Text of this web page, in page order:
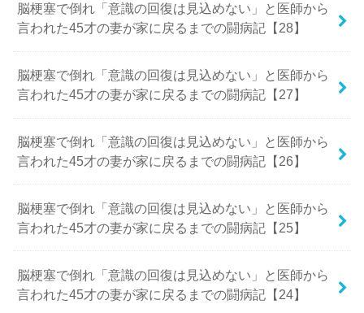
脳梗塞で倒れ「意識の回復は見込めない」と医師から
言われた45才の妻が家に戻るまでの闘病記【28】
脳梗塞で倒れ「意識の回復は見込めない」と医師から
言われた45才の妻が家に戻るまでの闘病記【27】
脳梗塞で倒れ「意識の回復は見込めない」と医師から
言われた45才の妻が家に戻るまでの闘病記【26】
脳梗塞で倒れ「意識の回復は見込めない」と医師から
言われた45才の妻が家に戻るまでの闘病記【25】
脳梗塞で倒れ「意識の回復は見込めない」と医師から
言われた45才の妻が家に戻るまでの闘病記【24】